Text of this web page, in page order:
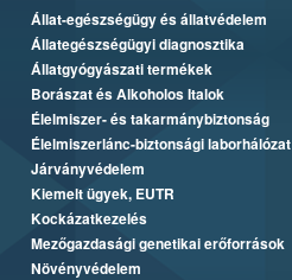
Állat-egészségügy és állatvédelem
Állategészségügyi diagnosztika
Állatgyógyászati termékek
Borászat és Alkoholos Italok
Élelmiszer- és takarmánybiztonság
Élelmiszerlánc-biztonsági laborhálózat
Járványvédelem
Kiemelt ügyek, EUTR
Kockázatkezelés
Mezőgazdasági genetikai erőforrások
Növényvédelem